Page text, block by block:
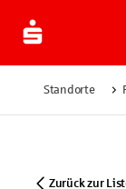
Standorte
Zurück zur